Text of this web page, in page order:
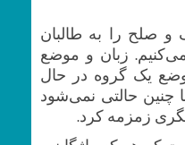
و صلح را به طالبان
زبان و موضع
یک گروه در حال
چنین حالتی نمی‌شود
زمزمه کرد.